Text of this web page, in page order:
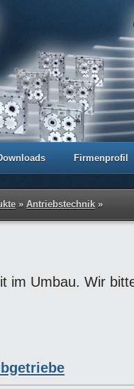
Firmenprofil
» Antriebstechnik »
im Umbau. Wir